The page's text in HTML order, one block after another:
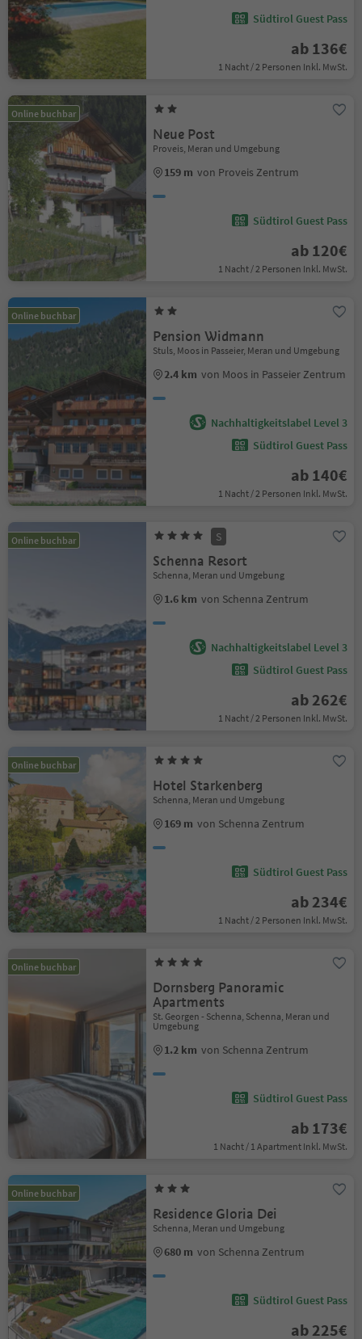
Südtirol Guest Pass
ab 136€
1 Nacht / 2 Personen Inkl. MwSt.
Online buchbar
Neue Post
Proveis, Meran und Umgebung
159 m von Proveis Zentrum
Südtirol Guest Pass
ab 120€
1 Nacht / 2 Personen Inkl. MwSt.
Online buchbar
Pension Widmann
Stuls, Moos in Passeier, Meran und Umgebung
2.4 km von Moos in Passeier Zentrum
Nachhaltigkeitslabel Level 3
Südtirol Guest Pass
ab 140€
1 Nacht / 2 Personen Inkl. MwSt.
Online buchbar S
Schenna Resort
Schenna, Meran und Umgebung
1.6 km von Schenna Zentrum
Nachhaltigkeitslabel Level 3
Südtirol Guest Pass
ab 262€
1 Nacht / 2 Personen Inkl. MwSt.
Online buchbar
Hotel Starkenberg
Schenna, Meran und Umgebung
169 m von Schenna Zentrum
Südtirol Guest Pass
ab 234€
1 Nacht / 2 Personen Inkl. MwSt.
Online buchbar
Dornsberg Panoramic
Apartments
St. Georgen - Schenna, Schenna, Meran und
Umgebung
1.2 km von Schenna Zentrum
Südtirol Guest Pass
ab 173€
1 Nacht / 1 Apartment Inkl. MwSt.
Online buchbar
Residence Gloria Dei
Schenna, Meran und Umgebung
680 m von Schenna Zentrum
Südtirol Guest Pass
ab 225€